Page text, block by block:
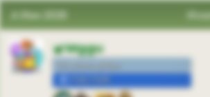
4 Июн 2026
Mggu
На волне добра